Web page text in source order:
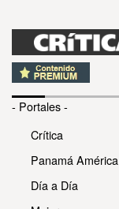
- Portales -
Crítica
Panamá América
Día a Día